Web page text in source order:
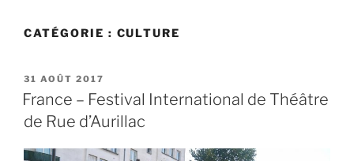
CATÉGORIE : CULTURE
PUBLIÉ
LE
31 AOÛT 2017
France – Festival International de Théâtre
de Rue d’Aurillac